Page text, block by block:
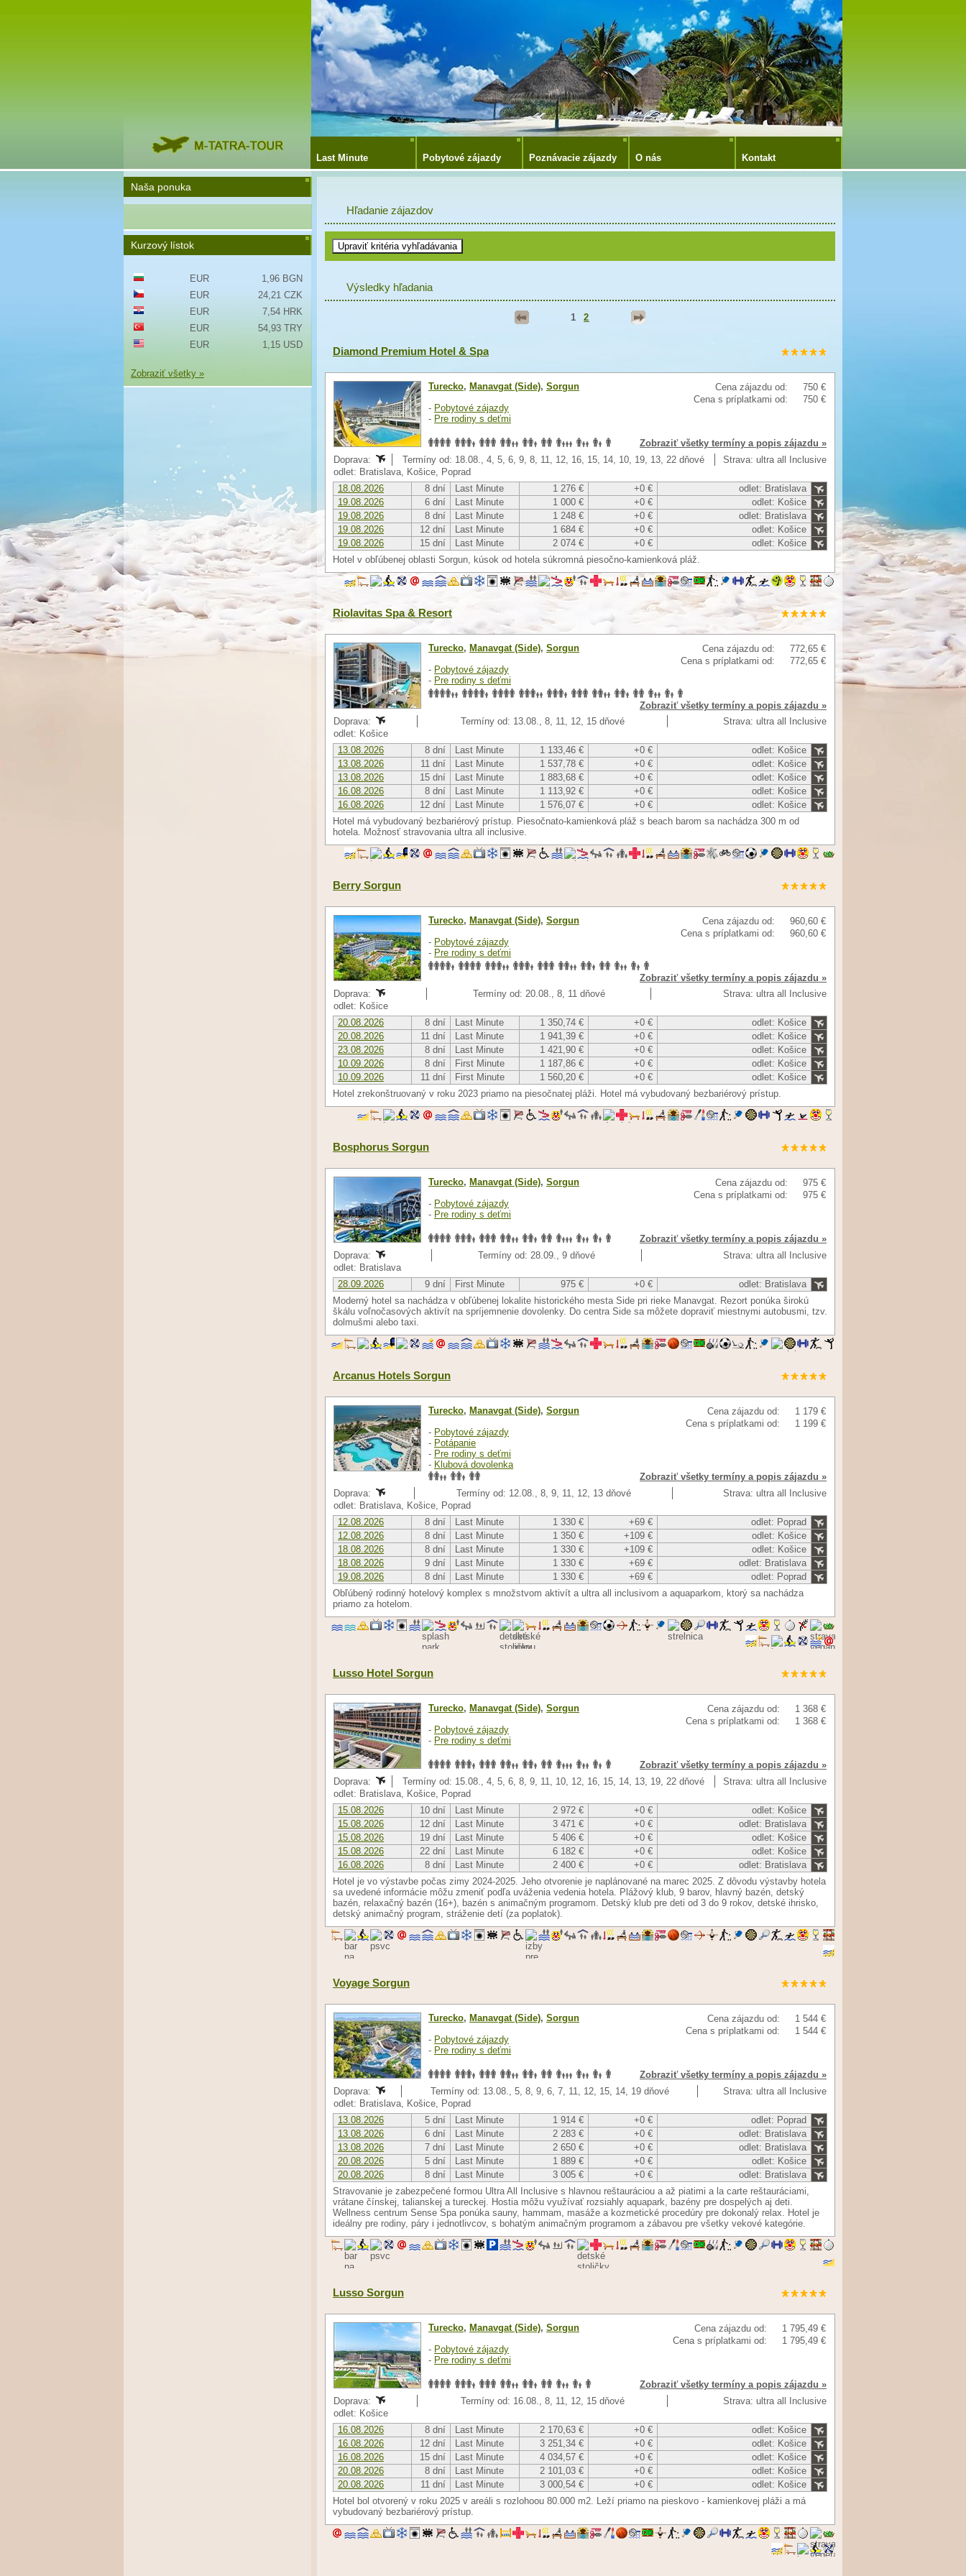
Last Minute Pobytové zájazdy Poznávacie zájazdy O nás Kontakt
Hľadanie zájazdov
Výsledky hľadania
1 2
Diamond Premium Hotel & Spa
Cena zájazdu od:
750 €
Cena s príplatkami od:
750 €
Turecko, Manavgat (Side), Sorgun
- Pobytové zájazdy
- Pre rodiny s deťmi
Zobraziť všetky termíny a popis zájazdu »
Doprava:
Termíny od: 18.08., 4, 5, 6, 9, 8, 11, 12, 16, 15, 14, 10, 19, 13, 22 dňové
Strava: ultra all Inclusive
odlet: Bratislava, Košice, Poprad
18.08.2026
8 dní Last Minute 1 276 € +0 €
odlet: Bratislava
19.08.2026
6 dní Last Minute 1 000 € +0 €
odlet: Košice
19.08.2026
8 dní Last Minute 1 248 € +0 €
odlet: Bratislava
19.08.2026
12 dní Last Minute 1 684 € +0 €
odlet: Košice
19.08.2026
15 dní Last Minute 2 074 € +0 €
odlet: Košice
Hotel v obľúbenej oblasti Sorgun, kúsok od hotela súkromná piesočno-kamienková pláž.
Riolavitas Spa & Resort
Cena zájazdu od:
772,65 €
Cena s príplatkami od:
772,65 €
Turecko, Manavgat (Side), Sorgun
- Pobytové zájazdy
- Pre rodiny s deťmi
Zobraziť všetky termíny a popis zájazdu »
Doprava:
Termíny od: 13.08., 8, 11, 12, 15 dňové
Strava: ultra all Inclusive
odlet: Košice
13.08.2026
8 dní Last Minute 1 133,46 € +0 €
odlet: Košice
13.08.2026
11 dní Last Minute 1 537,78 € +0 €
odlet: Košice
13.08.2026
15 dní Last Minute 1 883,68 € +0 €
odlet: Košice
16.08.2026
8 dní Last Minute 1 113,92 € +0 €
odlet: Košice
16.08.2026
12 dní Last Minute 1 576,07 € +0 €
odlet: Košice
Hotel má vybudovaný bezbariérový prístup. Piesočnato-kamienková pláž s beach barom sa nachádza 300 m od
hotela. Možnosť stravovania ultra all inclusive.
Berry Sorgun
Cena zájazdu od:
960,60 €
Cena s príplatkami od:
960,60 €
Turecko, Manavgat (Side), Sorgun
- Pobytové zájazdy
- Pre rodiny s deťmi
Zobraziť všetky termíny a popis zájazdu »
Doprava:
Termíny od: 20.08., 8, 11 dňové
Strava: ultra all Inclusive
odlet: Košice
20.08.2026
8 dní Last Minute 1 350,74 € +0 €
odlet: Košice
20.08.2026
11 dní Last Minute 1 941,39 € +0 €
odlet: Košice
23.08.2026
8 dní Last Minute 1 421,90 € +0 €
odlet: Košice
10.09.2026
8 dní First Minute 1 187,86 € +0 €
odlet: Košice
10.09.2026
11 dní First Minute 1 560,20 € +0 €
odlet: Košice
Hotel zrekonštruovaný v roku 2023 priamo na piesočnatej pláži. Hotel má vybudovaný bezbariérový prístup.
Bosphorus Sorgun
Cena zájazdu od:
975 €
Cena s príplatkami od:
975 €
Turecko, Manavgat (Side), Sorgun
- Pobytové zájazdy
- Pre rodiny s deťmi
Zobraziť všetky termíny a popis zájazdu »
Doprava:
Termíny od: 28.09., 9 dňové
Strava: ultra all Inclusive
odlet: Bratislava
28.09.2026
9 dní First Minute 975 € +0 €
odlet: Bratislava
Moderný hotel sa nachádza v obľúbenej lokalite historického mesta Side pri rieke Manavgat. Rezort ponúka širokú
škálu voľnočasových aktivít na spríjemnenie dovolenky. Do centra Side sa môžete dopraviť miestnymi autobusmi, tzv.
dolmušmi alebo taxi.
Arcanus Hotels Sorgun
Cena zájazdu od:
1 179 €
Cena s príplatkami od:
1 199 €
Turecko, Manavgat (Side), Sorgun
- Pobytové zájazdy
- Potápanie
- Pre rodiny s deťmi
- Klubová dovolenka
Zobraziť všetky termíny a popis zájazdu »
Doprava:
Termíny od: 12.08., 8, 9, 11, 12, 13 dňové
Strava: ultra all Inclusive
odlet: Bratislava, Košice, Poprad
12.08.2026
8 dní Last Minute 1 330 € +69 €
odlet: Poprad
12.08.2026
8 dní Last Minute 1 350 € +109 €
odlet: Košice
18.08.2026
8 dní Last Minute 1 330 € +109 €
odlet: Košice
18.08.2026
9 dní Last Minute 1 330 € +69 €
odlet: Bratislava
19.08.2026
8 dní Last Minute 1 330 € +69 €
odlet: Poprad
Obľúbený rodinný hotelový komplex s množstvom aktivít a ultra all inclusivom a aquaparkom, ktorý sa nachádza
priamo za hotelom.
Lusso Hotel Sorgun
Cena zájazdu od:
1 368 €
Cena s príplatkami od:
1 368 €
Turecko, Manavgat (Side), Sorgun
- Pobytové zájazdy
- Pre rodiny s deťmi
Zobraziť všetky termíny a popis zájazdu »
Doprava:
Termíny od: 15.08., 4, 5, 6, 8, 9, 11, 10, 12, 16, 15, 14, 13, 19, 22 dňové
Strava: ultra all Inclusive
odlet: Bratislava, Košice, Poprad
15.08.2026
10 dní Last Minute 2 972 € +0 €
odlet: Košice
15.08.2026
12 dní Last Minute 3 471 € +0 €
odlet: Bratislava
15.08.2026
19 dní Last Minute 5 406 € +0 €
odlet: Košice
15.08.2026
22 dní Last Minute 6 182 € +0 €
odlet: Košice
16.08.2026
8 dní Last Minute 2 400 € +0 €
odlet: Bratislava
Hotel je vo výstavbe počas zimy 2024-2025. Jeho otvorenie je naplánované na marec 2025. Z dôvodu výstavby hotela
sa uvedené informácie môžu zmeniť podľa uváženia vedenia hotela. Plážový klub, 9 barov, hlavný bazén, detský
bazén, relaxačný bazén (16+), bazén s animačným programom. Detský klub pre deti od 3 do 9 rokov, detské ihrisko,
detský animačný program, stráženie detí (za poplatok).
Voyage Sorgun
Cena zájazdu od:
1 544 €
Cena s príplatkami od:
1 544 €
Turecko, Manavgat (Side), Sorgun
- Pobytové zájazdy
- Pre rodiny s deťmi
Zobraziť všetky termíny a popis zájazdu »
Doprava:
Termíny od: 13.08., 5, 8, 9, 6, 7, 11, 12, 15, 14, 19 dňové
Strava: ultra all Inclusive
odlet: Bratislava, Košice, Poprad
13.08.2026
5 dní Last Minute 1 914 € +0 €
odlet: Poprad
13.08.2026
6 dní Last Minute 2 283 € +0 €
odlet: Bratislava
13.08.2026
7 dní Last Minute 2 650 € +0 €
odlet: Bratislava
20.08.2026
5 dní Last Minute 1 889 € +0 €
odlet: Košice
20.08.2026
8 dní Last Minute 3 005 € +0 €
odlet: Bratislava
Stravovanie je zabezpečené formou Ultra All Inclusive s hlavnou reštauráciou a až piatimi a la carte reštauráciami,
vrátane čínskej, talianskej a tureckej. Hostia môžu využívať rozsiahly aquapark, bazény pre dospelých aj deti.
Wellness centrum Sense Spa ponúka sauny, hammam, masáže a kozmetické procedúry pre dokonalý relax. Hotel je
ideálny pre rodiny, páry i jednotlivcov, s bohatým animačným programom a zábavou pre všetky vekové kategórie.
Lusso Sorgun
Cena zájazdu od:
1 795,49 €
Cena s príplatkami od:
1 795,49 €
Turecko, Manavgat (Side), Sorgun
- Pobytové zájazdy
- Pre rodiny s deťmi
Zobraziť všetky termíny a popis zájazdu »
Doprava:
Termíny od: 16.08., 8, 11, 12, 15 dňové
Strava: ultra all Inclusive
odlet: Košice
16.08.2026
8 dní Last Minute 2 170,63 € +0 €
odlet: Košice
16.08.2026
12 dní Last Minute 3 251,34 € +0 €
odlet: Košice
16.08.2026
15 dní Last Minute 4 034,57 € +0 €
odlet: Košice
20.08.2026
8 dní Last Minute 2 101,03 € +0 €
odlet: Košice
20.08.2026
11 dní Last Minute 3 000,54 € +0 €
odlet: Košice
Hotel bol otvorený v roku 2025 v areáli s rozlohoou 80.000 m2. Leží priamo na pieskovo - kamienkovej pláži a má
vybudovaný bezbariérový prístup.
Naša ponuka
Kurzový lístok
EUR
1,96 BGN
EUR
24,21 CZK
EUR
7,54 HRK
EUR
54,93 TRY
EUR
1,15 USD
Zobraziť všetky »